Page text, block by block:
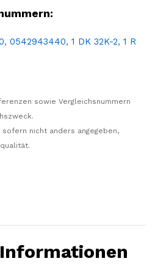
, 0542943440, 1 DK 32K-2, 1 R
sowie Vergleichsnummern
nicht anders angegeben,